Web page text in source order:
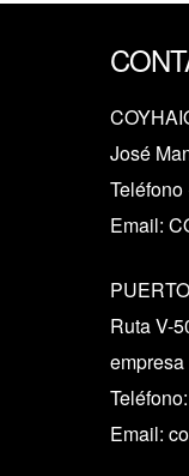
José
Teléfono
Email:
Ruta V-
empresa
Teléfono:
Email: